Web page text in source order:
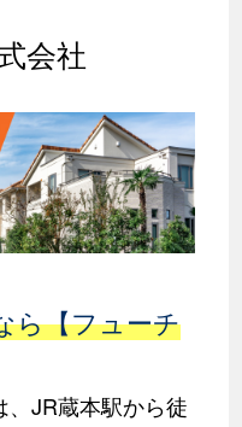
会社
ら【フューチ
、JR蔵本駅から徒